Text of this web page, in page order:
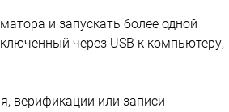
и запускать более одной
через USB к компьютеру,
верификации или записи